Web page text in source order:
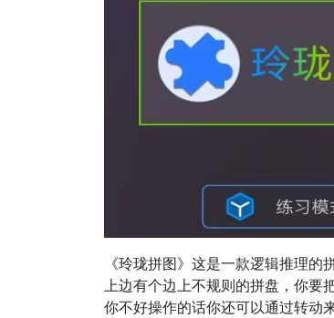
《玲珑拼图》这是一款逻辑推理
上边有个边上不规则的拼盘，你要
你不好操作的话你还可以通过转动